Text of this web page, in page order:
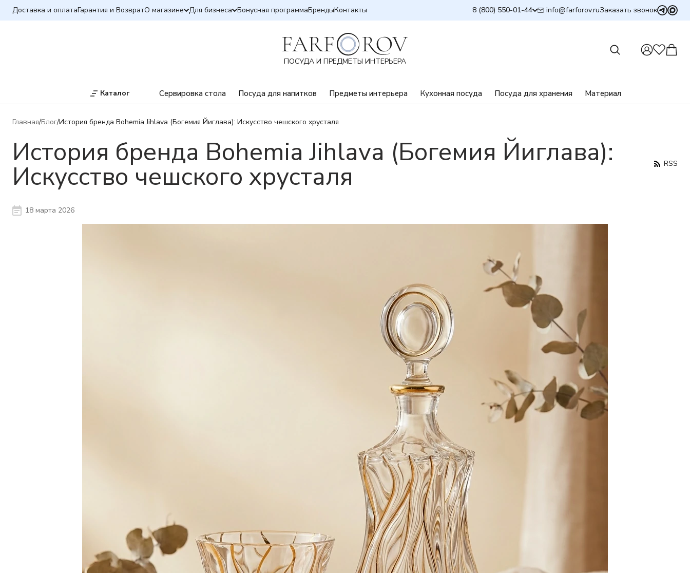
Доставка и оплатаГарантия и ВозвратО магазине Для бизнеса Бонусная программаБрендыКонтакты 8 (800) 550-01-44 info@farforov.ruЗаказать звонок
ПОСУДА И ПРЕДМЕТЫ ИНТЕРЬЕРА
Каталог Сервировка стола Посуда для напитков Предметы интерьера Кухонная посуда Посуда для хранения Материал
Главная Блог История бренда Bohemia Jihlava (Богемия Йиглава): Искусство чешского хрусталя
История бренда Bohemia Jihlava (Богемия Йиглава):
Искусство чешского хрусталя RSS
18 марта 2026